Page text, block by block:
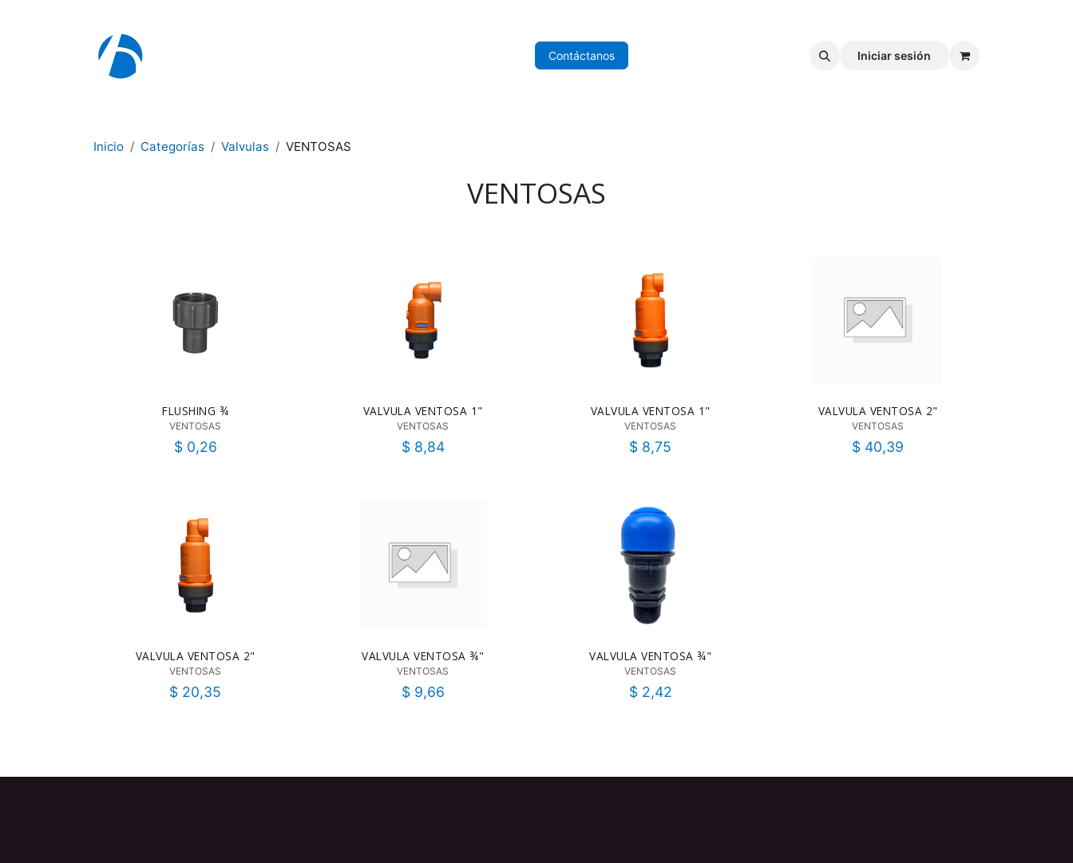
Contáctanos Iniciar sesión
Inicio Categorías Valvulas VENTOSAS
VENTOSAS
FLUSHING ¾
VENTOSAS
$ 0,26
VALVULA VENTOSA 1"
VENTOSAS
$ 8,84
VALVULA VENTOSA 1"
VENTOSAS
$ 8,75
VALVULA VENTOSA 2"
VENTOSAS
$ 40,39
VALVULA VENTOSA 2"
VENTOSAS
$ 20,35
VALVULA VENTOSA ¾"
VENTOSAS
$ 9,66
VALVULA VENTOSA ¾"
VENTOSAS
$ 2,42